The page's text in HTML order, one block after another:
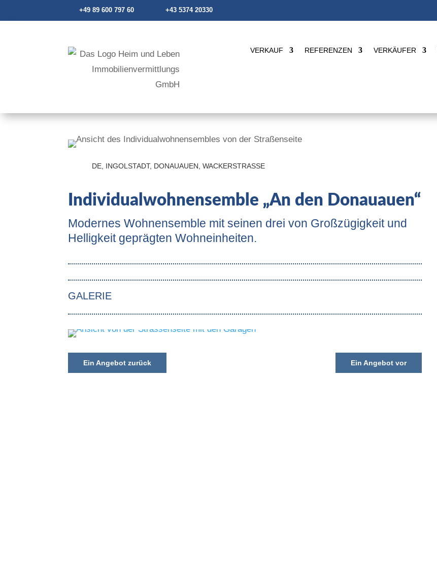
+49 89 600 797 60 +43 5374 20330
VERKAUF REFERENZEN VERKÄUFER
DE, INGOLSTADT, DONAUAUEN, WACKERSTRASSE
Individualwohnensemble „An den Donauauen“
Modernes Wohnensemble mit seinen drei von Großzügigkeit und
Helligkeit geprägten Wohneinheiten.
GALERIE
Ein Angebot zurück Ein Angebot vor